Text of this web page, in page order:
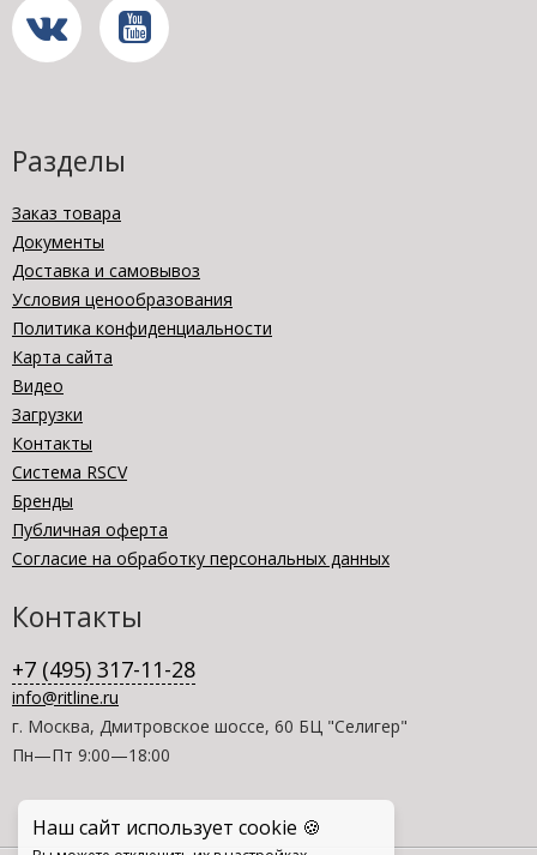
Наш сайт использует cookie 🍪
Разделы
Заказ товара
Документы
Доставка и самовывоз
Условия ценообразования
Политика конфиденциальности
Карта сайта
Видео
Загрузки
Контакты
Система RSCV
Бренды
Публичная оферта
Согласие на обработку персональных данных
Контакты
+7 (495) 317-11-28
info@ritline.ru
г. Москва, Дмитровское шоссе, 60 БЦ "Селигер"
Пн—Пт 9:00—18:00